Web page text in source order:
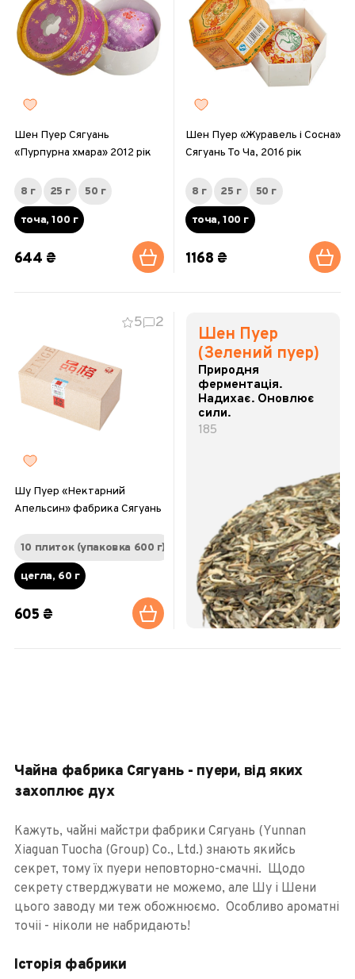
Шен Пуер Сягуань
«Пурпурна хмара» 2012 рік
8 г 25 г 50 г
точа, 100 г
644 ₴
Шен Пуер «Журавель і Сосна»
Сягуань То Ча, 2016 рік
8 г 25 г 50 г
точа, 100 г
1168 ₴
5 2
Шу Пуер «Нектарний
Апельсин» фабрика Сягуань
10 плиток (упаковка 600 г)
цегла, 60 г
605 ₴
Шен Пуер
(Зелений пуер)
Природня
ферментація.
Надихає. Оновлює
сили.
185
Чайна фабрика Сягуань - пуери, від яких
захоплює дух
Кажуть, чайні майстри фабрики Сягуань (Yunnan
Xiaguan Tuocha (Group) Co., Ltd.) знають якийсь
секрет, тому їх пуери неповторно-смачні. Щодо
секрету стверджувати не можемо, але Шу і Шени
цього заводу ми теж обожнюємо. Особливо ароматні
точіі - ніколи не набридають!
Історія фабрики